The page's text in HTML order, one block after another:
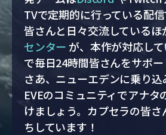
TVで定期的に行っている配
皆さんと日々交流しているほ
センター が、本作が対応し
で毎日24時間皆さんをサポー
さあ、ニューエデンに乗り
EVEのコミュニティでアナタ
けましょう。カプセラの皆
ちしています！